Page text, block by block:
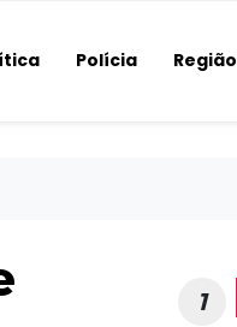
Polícia Região
1